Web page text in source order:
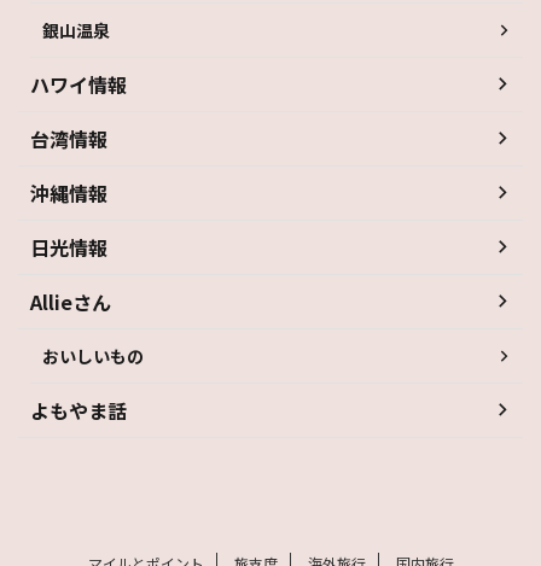
銀山温泉
ハワイ情報
台湾情報
沖縄情報
日光情報
Allieさん
おいしいもの
よもやま話